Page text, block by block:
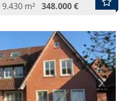
9.430 m² 348.000 €